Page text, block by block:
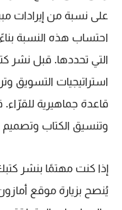
على نسبة من إيرادات
احتساب هذه النسبة
التي تحددها. قبل نشر
استراتيجيات التسويق
قاعدة جماهيرية للقرّاء.
وتنسيق الكتاب
إذا كنت مهتمًا بنشر
يُنصح بزيارة موقع